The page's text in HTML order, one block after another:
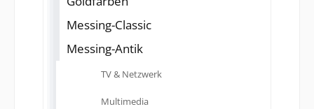
Messing-Classic
Messing-Antik
TV & Netzwerk
Multimedia